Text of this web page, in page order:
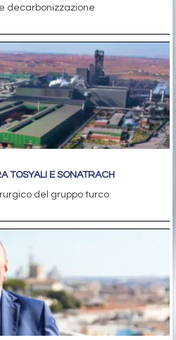
decarbonizzazione
TOSYALI E SONATRACH
del gruppo turco